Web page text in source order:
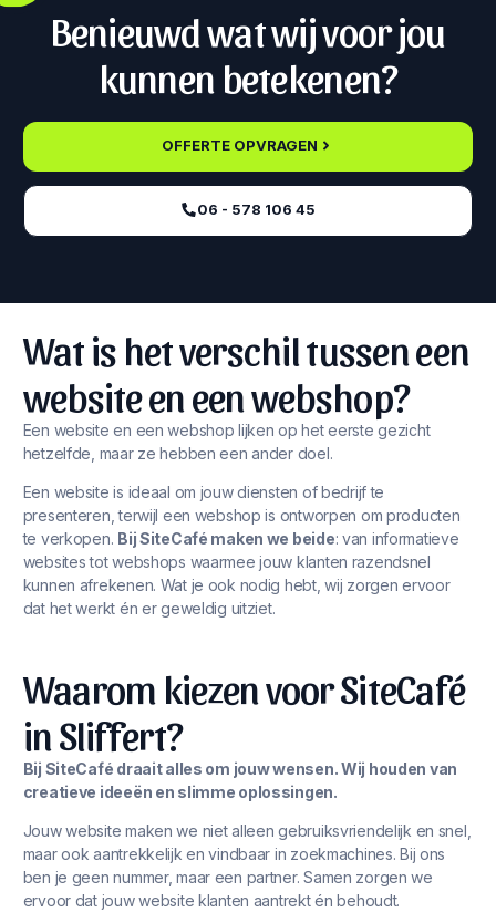
Benieuwd wat wij voor jou
kunnen betekenen?
OFFERTE OPVRAGEN
06 - 578 106 45‬
Wat is het verschil tussen een
website en een webshop?
Een website en een webshop lijken op het eerste gezicht
hetzelfde, maar ze hebben een ander doel.
Een website is ideaal om jouw diensten of bedrijf te
presenteren, terwijl een webshop is ontworpen om producten
te verkopen. Bij SiteCafé maken we beide: van informatieve
websites tot webshops waarmee jouw klanten razendsnel
kunnen afrekenen. Wat je ook nodig hebt, wij zorgen ervoor
dat het werkt én er geweldig uitziet.
Waarom kiezen voor SiteCafé
in Sliffert?
Bij SiteCafé draait alles om jouw wensen. Wij houden van
creatieve ideeën en slimme oplossingen.
Jouw website maken we niet alleen gebruiksvriendelijk en snel,
maar ook aantrekkelijk en vindbaar in zoekmachines. Bij ons
ben je geen nummer, maar een partner. Samen zorgen we
ervoor dat jouw website klanten aantrekt én behoudt.